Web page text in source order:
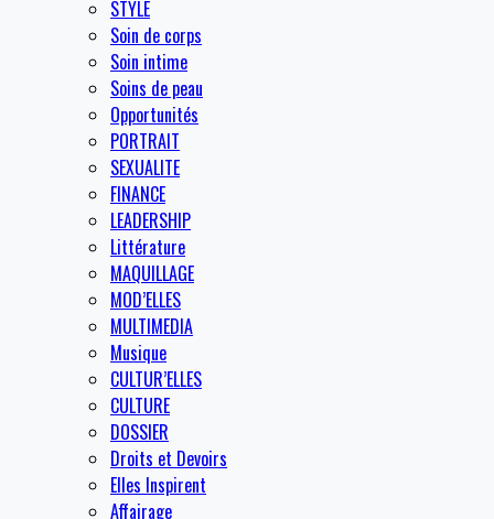
STYLE
Soin de corps
Soin intime
Soins de peau
Opportunités
PORTRAIT
SEXUALITE
FINANCE
LEADERSHIP
Littérature
MAQUILLAGE
MOD’ELLES
MULTIMEDIA
Musique
CULTUR’ELLES
CULTURE
DOSSIER
Droits et Devoirs
Elles Inspirent
Affairage